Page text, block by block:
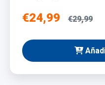
€24,99 €29,99